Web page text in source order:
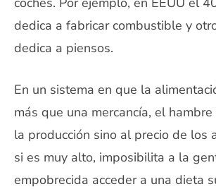
dedica a fabricar combustible y
dedica a piensos.
En un sistema en que la
más que una mercancía, el
la producción sino al precio de los
si es muy alto, imposibilita a la
empobrecida acceder a una dieta